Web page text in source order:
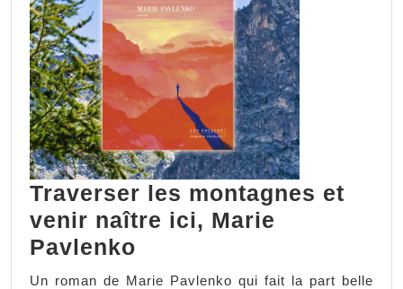
Traverser les montagnes et
venir naître ici, Marie
Pavlenko
Un roman de Marie Pavlenko qui fait la part belle